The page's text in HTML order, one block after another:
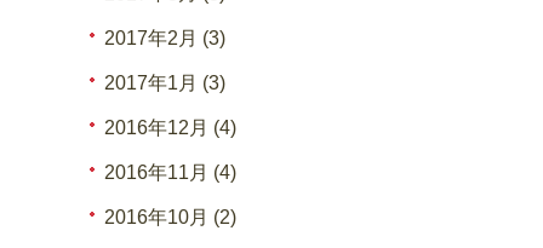
2017年2月 (3)
2017年1月 (3)
2016年12月 (4)
2016年11月 (4)
2016年10月 (2)